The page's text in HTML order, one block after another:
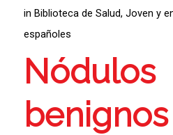
in Biblioteca de Salud, Joven y
españoles
Nódulos
benignos